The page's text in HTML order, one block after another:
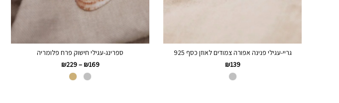
גריי-עגילי פנינה אפורה צמודים לאוזן כסף 925
₪139
ספרינג-עגילי חישוק פרח פלומריה
₪169
–
₪229